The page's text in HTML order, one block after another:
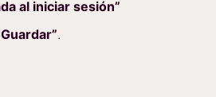
al iniciar sesión”
.